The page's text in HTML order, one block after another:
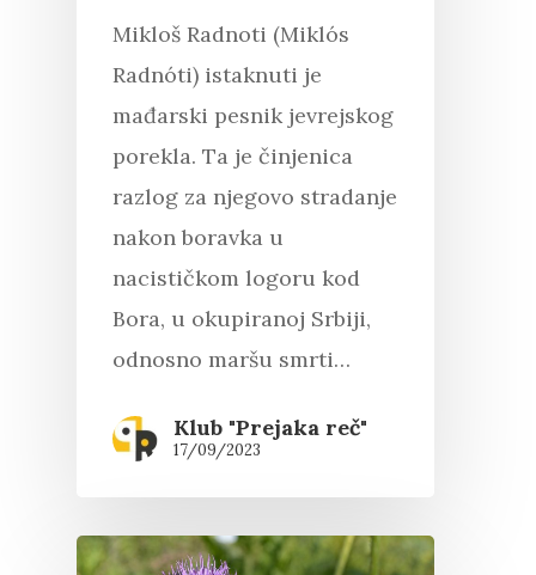
Mikloš Radnoti (Miklós
Radnóti) istaknuti je
mađarski pesnik jevrejskog
porekla. Ta je činjenica
razlog za njegovo stradanje
nakon boravka u
nacističkom logoru kod
Bora, u okupiranoj Srbiji,
odnosno maršu smrti…
Klub "Prejaka reč"
17/09/2023